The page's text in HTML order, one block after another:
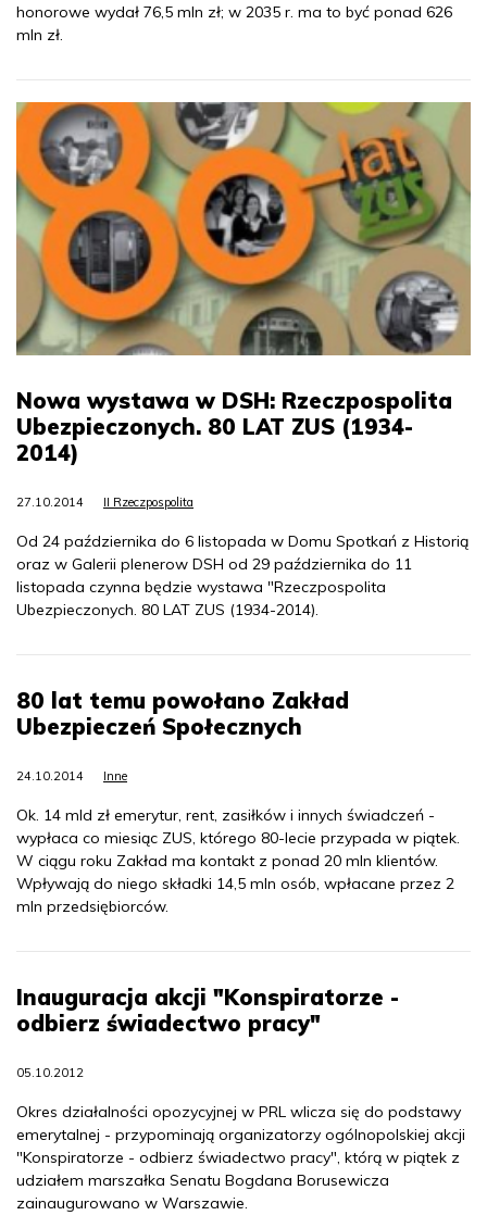
honorowe wydał 76,5 mln zł; w 2035 r. ma to być ponad 626
mln zł.
Nowa wystawa w DSH: Rzeczpospolita
Ubezpieczonych. 80 LAT ZUS (1934-
2014)
27.10.2014 II Rzeczpospolita
Od 24 października do 6 listopada w Domu Spotkań z Historią
oraz w Galerii plenerow DSH od 29 października do 11
listopada czynna będzie wystawa "Rzeczpospolita
Ubezpieczonych. 80 LAT ZUS (1934-2014).
80 lat temu powołano Zakład
Ubezpieczeń Społecznych
24.10.2014 Inne
Ok. 14 mld zł emerytur, rent, zasiłków i innych świadczeń -
wypłaca co miesiąc ZUS, którego 80-lecie przypada w piątek.
W ciągu roku Zakład ma kontakt z ponad 20 mln klientów.
Wpływają do niego składki 14,5 mln osób, wpłacane przez 2
mln przedsiębiorców.
Inauguracja akcji "Konspiratorze -
odbierz świadectwo pracy"
05.10.2012
Okres działalności opozycyjnej w PRL wlicza się do podstawy
emerytalnej - przypominają organizatorzy ogólnopolskiej akcji
"Konspiratorze - odbierz świadectwo pracy", którą w piątek z
udziałem marszałka Senatu Bogdana Borusewicza
zainaugurowano w Warszawie.